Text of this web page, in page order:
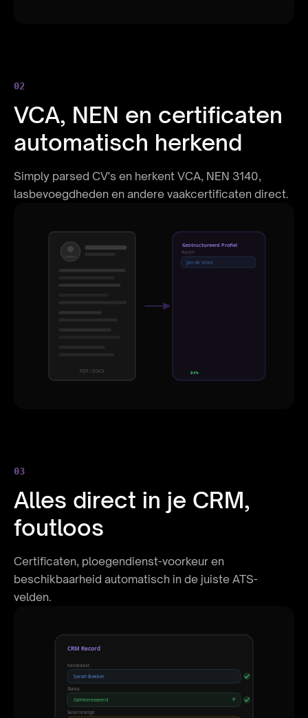
PDF / DOCX
Gestructureerd Profiel
Naam
Jan de Vries
94%
02
VCA, NEN en certificaten
automatisch herkend
Simply parsed CV's en herkent VCA, NEN 3140,
lasbevoegdheden en andere vaakcertificaten direct.
CRM Record
Kandidaat
Sarah Bakker
Status
Geïnteresseerd
Salarisrange
03
Alles direct in je CRM,
foutloos
Certificaten, ploegendienst-voorkeur en
beschikbaarheid automatisch in de juiste ATS-
velden.